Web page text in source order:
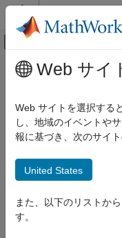
コンテンツへスキップ
オフキャン
リソース
ステータス
メインコンテンツ
Web サイ
Web サイトを選択する
し、地域のイベントや
報に基づき、次のサイ
United States
また、以下のリストか
す。